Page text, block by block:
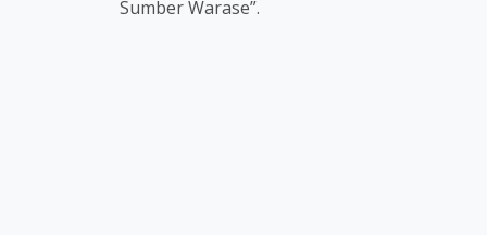
Sumber Warase”.